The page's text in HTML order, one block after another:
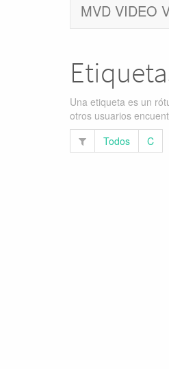
MVD VIDEO
Una etiqueta es un
otros usuarios
Todos
C